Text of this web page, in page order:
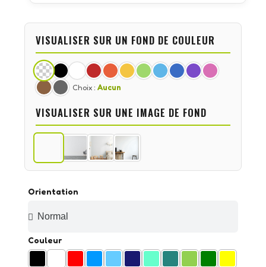
Orientation
Couleur
VISUALISER SUR UN FOND DE COULEUR
Choix : Aucun
VISUALISER SUR UNE IMAGE DE FOND